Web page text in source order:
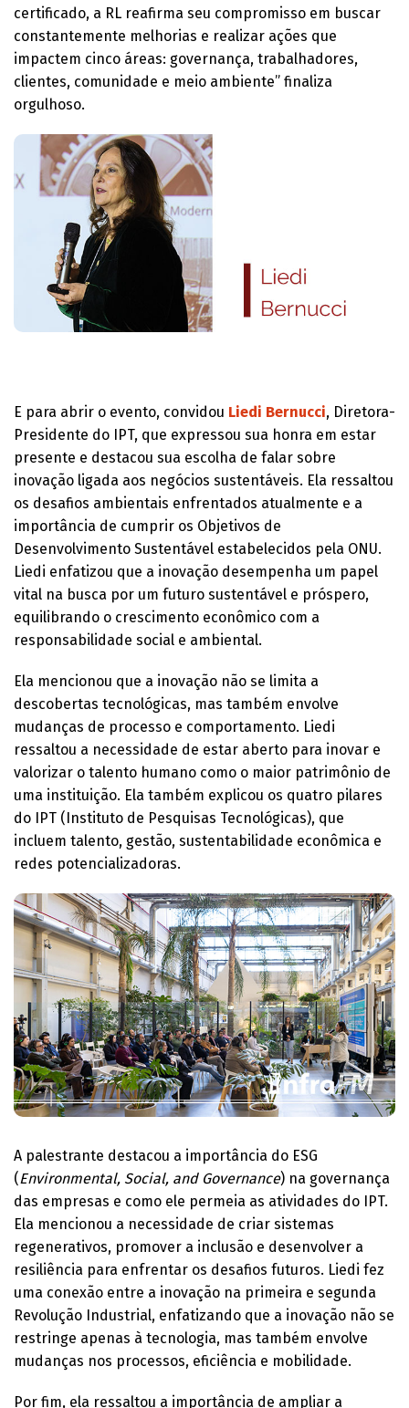
certificado, a RL reafirma seu compromisso em buscar
constantemente melhorias e realizar ações que
impactem cinco áreas: governança, trabalhadores,
clientes, comunidade e meio ambiente” finaliza
orgulhoso.
E para abrir o evento, convidou Liedi Bernucci, Diretora-
Presidente do IPT, que expressou sua honra em estar
presente e destacou sua escolha de falar sobre
inovação ligada aos negócios sustentáveis. Ela ressaltou
os desafios ambientais enfrentados atualmente e a
importância de cumprir os Objetivos de
Desenvolvimento Sustentável estabelecidos pela ONU.
Liedi enfatizou que a inovação desempenha um papel
vital na busca por um futuro sustentável e próspero,
equilibrando o crescimento econômico com a
responsabilidade social e ambiental.
Ela mencionou que a inovação não se limita a
descobertas tecnológicas, mas também envolve
mudanças de processo e comportamento. Liedi
ressaltou a necessidade de estar aberto para inovar e
valorizar o talento humano como o maior patrimônio de
uma instituição. Ela também explicou os quatro pilares
do IPT (Instituto de Pesquisas Tecnológicas), que
incluem talento, gestão, sustentabilidade econômica e
redes potencializadoras.
A palestrante destacou a importância do ESG
(Environmental, Social, and Governance) na governança
das empresas e como ele permeia as atividades do IPT.
Ela mencionou a necessidade de criar sistemas
regenerativos, promover a inclusão e desenvolver a
resiliência para enfrentar os desafios futuros. Liedi fez
uma conexão entre a inovação na primeira e segunda
Revolução Industrial, enfatizando que a inovação não se
restringe apenas à tecnologia, mas também envolve
mudanças nos processos, eficiência e mobilidade.
Por fim, ela ressaltou a importância de ampliar a